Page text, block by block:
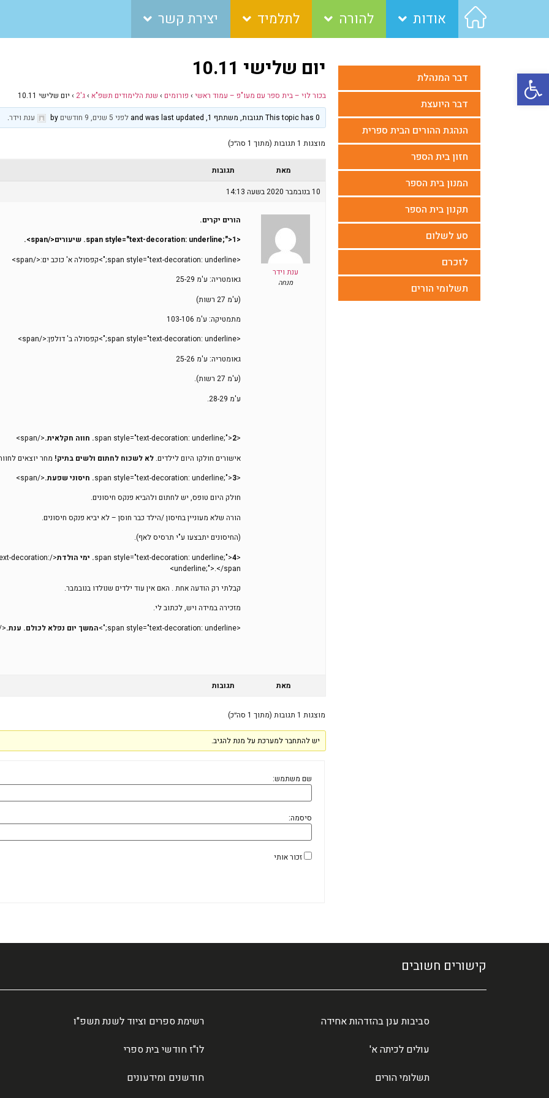
פתח סרגל נגישות
אודות להורה לתלמיד יצירת קשר
דבר המנהלת
דבר היועצת
הנהגת ההורים הבית ספרית
חזון בית הספר
המנון בית הספר
תקנון בית הספר
סע לשלום
לזכרם
תשלומי הורים
יום שלישי 10.11
בכור לוי – בית ספר עם מעו"פ – עמוד ראשי › פורומים › שנת הלימודים תשפ"א ›ג'2 › יום שלישי 10.11
This topic has 0 תגובות, משתתף 1, and was last updated
לפני 5 שנים, 9 חודשים ענת וידר.
מוצגות 1 תגובות (מתוך 1 סה״כ)
מאת
תגובות
10 בנובמבר 2020 בשעה 14:13
ענת וידר
מנחה
הורים יקרים.
<span style="text-decoration: underline;">1. שיעורים</span>.
<span style="text-decoration: underline;">קפסולה א' כוכב ים:</span>
גאומטריה: ע'מ 25-29
(ע'מ 27 רשות)
מתמטיקה: ע'מ 103-106
<span style="text-decoration: underline;">קפסולה ב' דולפן:</span>
גאומטריה: ע'מ 25-26
(ע'מ 27 רשות).
ע'מ 28-29.
<span style="text-decoration: underline;">2. חווה חקלאית.
</span>
אישורים חולקו היום לילדים. לא לשכוח לחתום ולשים בתיק! מחר יוצאים
<span style="text-decoration: underline;">3. חיסוני שפעת.
</span>
חולק היום טופס, יש לחתום ולהביא פנקס חיסונים.
הורה שלא מעוניין בחיסון /הילד כבר חוסן – לא יביא פנקס חיסונים.
(החיסונים יתבצעו ע"י תרסיס לאף).
<span style="text-decoration: underline;">4. ימי הולדת
decoration:
underline;">.</span>
קבלתי רק הודעה אחת . האם אין עוד ילדים שנולדו בנובמבר.
מזכירה במידה ויש, לכתוב לי.
<span style="text-decoration: underline;">
המשך יום נפלא לכולם. ענת.
מאת תגובות
מוצגות 1 תגובות (מתוך 1 סה״כ)
יש להתחבר למערכת על מנת להגיב.
שם משתמש:
סיסמה:
זכור אותי
קישורים חשובים
סביבות ענן בהזדהות אחידה
עולים לכיתה א'
תשלומי הורים
רשימת ספרים וציוד לשנת תשפ"ו
לו"ז חודשי בית ספרי
חודשנים ומידעונים